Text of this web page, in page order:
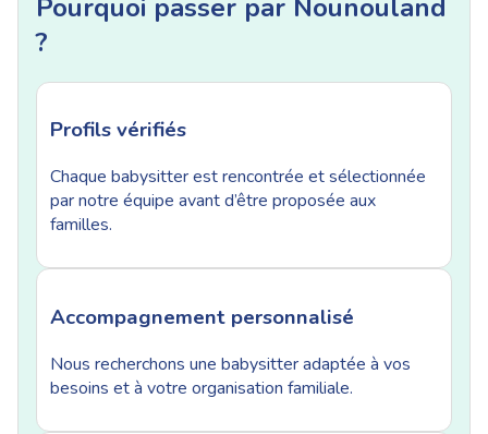
Pourquoi passer par Nounouland
?
Profils vérifiés
Chaque babysitter est rencontrée et sélectionnée
par notre équipe avant d’être proposée aux
familles.
Accompagnement personnalisé
Nous recherchons une babysitter adaptée à vos
besoins et à votre organisation familiale.